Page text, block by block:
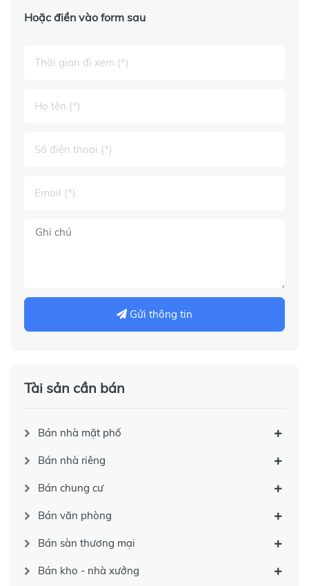
Hoặc điền vào form sau
Gửi thông tin
Tài sản cần bán
Bán nhà mặt phố
Bán nhà riêng
Bán chung cư
Bán văn phòng
Bán sàn thương mại
Bán kho - nhà xưởng